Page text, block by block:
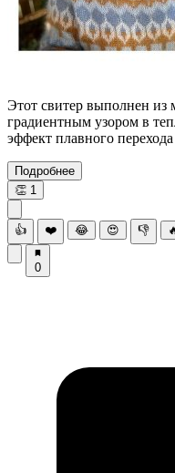
Этот свитер выполнен из
градиентным узором в
эффект плавного
Подробнее
👏 1
👍 ❤️ 😂 😍 👎
0